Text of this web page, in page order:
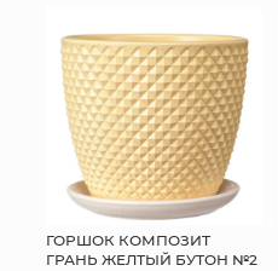
ГОРШОК КОМПОЗИТ
ГРАНЬ ЖЕЛТЫЙ БУТОН №2